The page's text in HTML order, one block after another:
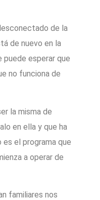
de la
de nuevo en la
puede esperar que
no funciona de
la misma de
en ella y que ha
el programa que
a operar de
familiares nos